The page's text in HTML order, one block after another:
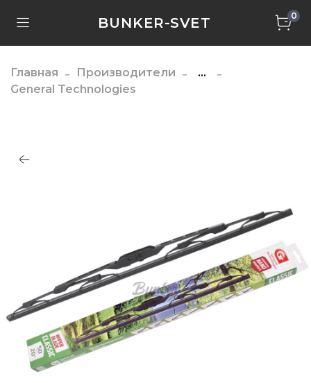
BUNKER-SVET 0
Главная Производители
...
General Technologies